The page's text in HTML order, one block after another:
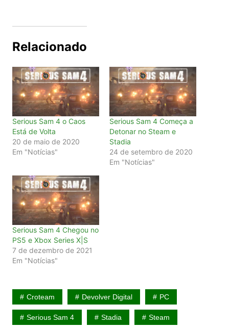
Relacionado
Serious Sam 4 o Caos
Está de Volta
20 de maio de 2020
Em "Notícias"
Serious Sam 4 Começa a
Detonar no Steam e
Stadia
24 de setembro de 2020
Em "Notícias"
Serious Sam 4 Chegou no
PS5 e Xbox Series X|S
7 de dezembro de 2021
Em "Notícias"
Croteam Devolver Digital PC
Serious Sam 4 Stadia Steam